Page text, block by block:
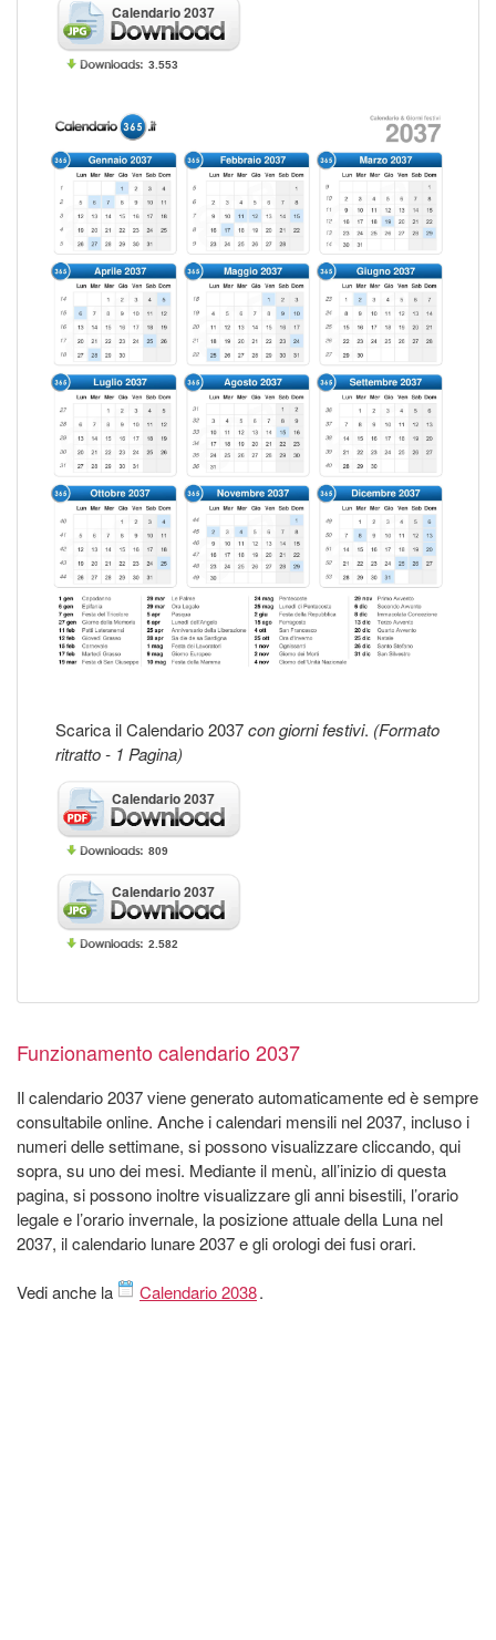
Calendario 2037
3.553
Scarica il Calendario 2037con giorni festivi. (Formato
ritratto - 1 Pagina)
Calendario 2037
809
Calendario 2037
2.582
Funzionamento calendario 2037
Il calendario 2037 viene generato automaticamente ed è sempre
consultabile online. Anche i calendari mensili nel 2037, incluso i
numeri delle settimane, si possono visualizzare cliccando, qui
sopra, su uno dei mesi. Mediante il menù, all’inizio di questa
pagina, si possono inoltre visualizzare gli anni bisestili, l’orario
legale e l’orario invernale, la posizione attuale della Luna nel
2037, il calendario lunare 2037 e gli orologi dei fusi orari.
Vedi anche la Calendario 2038.